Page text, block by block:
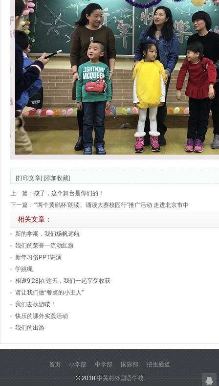
[打印文章] [添加收藏]
上一篇： 孩子，这个舞台是你们的！
下一篇： “‘两个黄鹂杯’朗读、诵读大赛校园行”推广活动 走进北京市中
相关文章：
新的学期，我们杨帆远航
我们的荣誉—流动红旗
新年习俗PPT讲演
学跳绳
相邀9.28|在这天，我们一起享受收获
请让我们做“餐桌的小主人”
我们去秋游喽！
快乐的课外实践活动
我们的出游
首页 小学部 中学部 国际部
招生通道
© 2018 中关村外国语学校 